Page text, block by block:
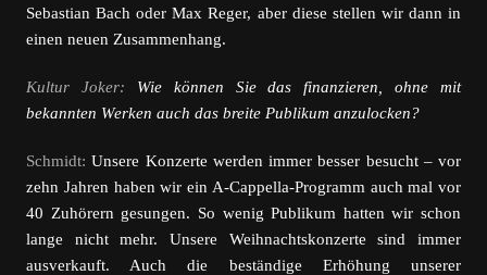
Sebastian Bach oder Max Reger, aber diese stellen wir dann in
einen neuen Zusammenhang.
Kultur Joker: Wie können Sie das finanzieren, ohne mit
bekannten Werken auch das breite Publikum anzulocken?
Schmidt: Unsere Konzerte werden immer besser besucht – vor
zehn Jahren haben wir ein A-Cappella-Programm auch mal vor
40 Zuhörern gesungen. So wenig Publikum hatten wir schon
lange nicht mehr. Unsere Weihnachtskonzerte sind immer
ausverkauft. Auch die beständige Erhöhung unserer